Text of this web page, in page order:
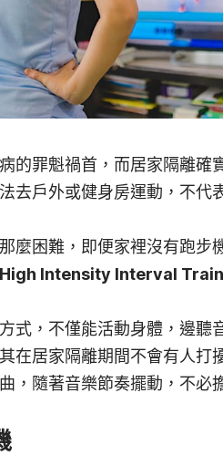
的罪魁禍首，而居家隔離確
去戶外或健身房運動，不代
麼困難，即便家裡沒有跑步
High Intensity Interval
式，不僅能活動身體，邊聽
在居家隔離期間不會有人打
，隨著音樂節奏擺動，不必